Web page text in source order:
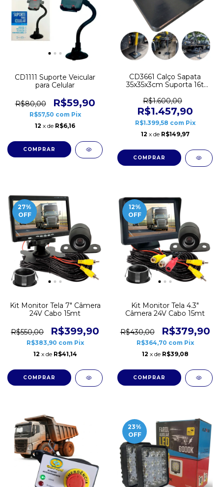
CD1111 Suporte Veicular
para Celular
R$80,00 R$59,90
R$57,50 com Pix
12 x de R$6,16
CD3661 Calço Sapata
35x35x3cm Suporta 16t
Patola
R$1.600,00
R$1.457,90
R$1.399,58 com Pix
12 x de R$149,97
27%
OFF
Kit Monitor Tela 7" Câmera
24V Cabo 15mt
R$550,00 R$399,90
R$383,90 com Pix
12 x de R$41,14
12%
OFF
Kit Monitor Tela 4.3"
Câmera 24V Cabo 15mt
R$430,00 R$379,90
R$364,70 com Pix
12 x de R$39,08
23%
OFF